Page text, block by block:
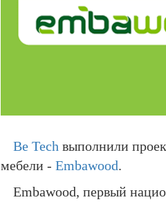
Be Tech выполнили
мебели - Embawood.
Embawood, первый